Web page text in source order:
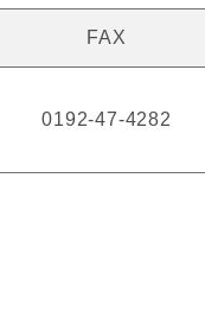
FAX
0192-47-4282